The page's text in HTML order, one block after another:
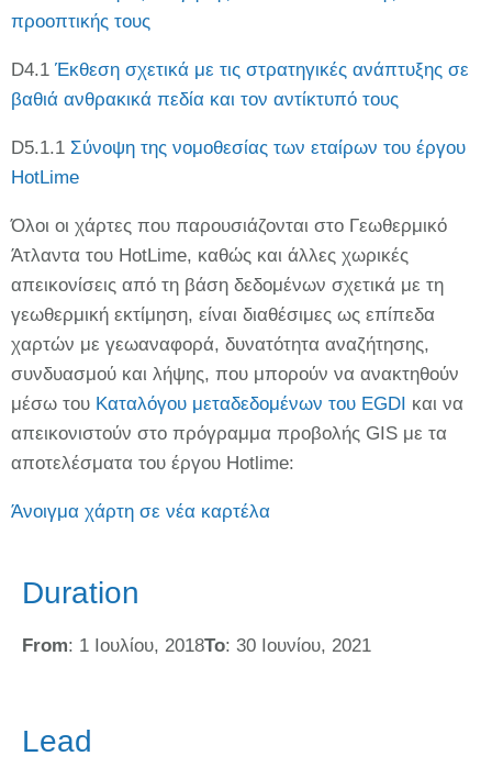
προοπτικής τους
D4.1 Έκθεση σχετικά με τις στρατηγικές ανάπτυξης σε
βαθιά ανθρακικά πεδία και τον αντίκτυπό τους
D5.1.1 Σύνοψη της νομοθεσίας των εταίρων του έργου
HotLime
Όλοι οι χάρτες που παρουσιάζονται στο Γεωθερμικό
Άτλαντα του HotLime, καθώς και άλλες χωρικές
απεικονίσεις από τη βάση δεδομένων σχετικά με τη
γεωθερμική εκτίμηση, είναι διαθέσιμες ως επίπεδα
χαρτών με γεωαναφορά, δυνατότητα αναζήτησης,
συνδυασμού και λήψης, που μπορούν να ανακτηθούν
μέσω του Καταλόγου μεταδεδομένων του EGDI και να
απεικονιστούν στο πρόγραμμα προβολής GIS με τα
αποτελέσματα του έργου Hotlime:
Άνοιγμα χάρτη σε νέα καρτέλα
Duration
From: 1 Ιουλίου, 2018To: 30 Ιουνίου, 2021
Lead